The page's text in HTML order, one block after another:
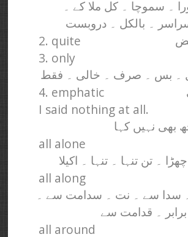
۔ سموچا ۔ کل ملا کے ۔
۔ بالکل ۔ دروبست
2. quite
3. only
۔ بس ۔ صرف ۔ خالی ۔ فقط
4. emphatic
I said nothing at all.
بھی نہیں کہا
all alone
۔ تن تنہا ۔ تنہا ۔ اکیلا
all along
سدا سے ۔ نت ۔ سدامت سے ۔
۔ قدامت سے
all around